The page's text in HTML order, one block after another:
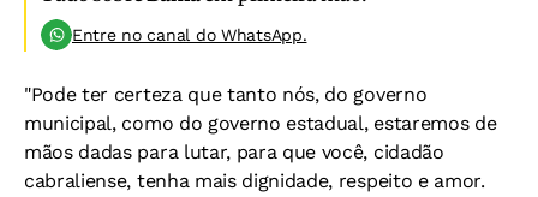
Entre no canal do WhatsApp.
"Pode ter certeza que tanto nós, do governo
municipal, como do governo estadual, estaremos de
mãos dadas para lutar, para que você, cidadão
cabraliense, tenha mais dignidade, respeito e amor.